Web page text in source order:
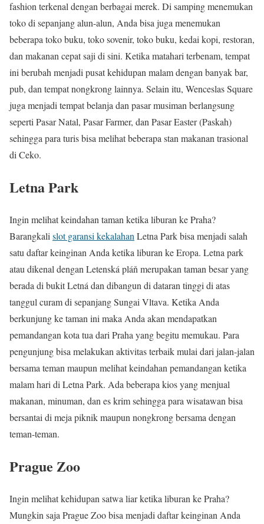
fashion terkenal dengan berbagai merek. Di samping menemukan
toko di sepanjang alun-alun, Anda bisa juga menemukan
beberapa toko buku, toko sovenir, toko buku, kedai kopi, restoran,
dan makanan cepat saji di sini. Ketika matahari terbenam, tempat
ini berubah menjadi pusat kehidupan malam dengan banyak bar,
pub, dan tempat nongkrong lainnya. Selain itu, Wenceslas Square
juga menjadi tempat belanja dan pasar musiman berlangsung
seperti Pasar Natal, Pasar Farmer, dan Pasar Easter (Paskah)
sehingga para turis bisa melihat beberapa stan makanan trasional
di Ceko.
Letna Park
Ingin melihat keindahan taman ketika liburan ke Praha?
Barangkali slot garansi kekalahan Letna Park bisa menjadi salah
satu daftar keinginan Anda ketika liburan ke Eropa. Letna park
atau dikenal dengan Letenská pláň merupakan taman besar yang
berada di bukit Letná dan dibangun di dataran tinggi di atas
tanggul curam di sepanjang Sungai Vltava. Ketika Anda
berkunjung ke taman ini maka Anda akan mendapatkan
pemandangan kota tua dari Praha yang begitu memukau. Para
pengunjung bisa melakukan aktivitas terbaik mulai dari jalan-jalan
bersama teman maupun melihat keindahan pemandangan ketika
malam hari di Letna Park. Ada beberapa kios yang menjual
makanan, minuman, dan es krim sehingga para wisatawan bisa
bersantai di meja piknik maupun nongkrong bersama dengan
teman-teman.
Prague Zoo
Ingin melihat kehidupan satwa liar ketika liburan ke Praha?
Mungkin saja Prague Zoo bisa menjadi daftar keinginan Anda